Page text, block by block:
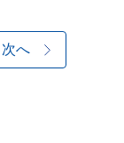
次へ